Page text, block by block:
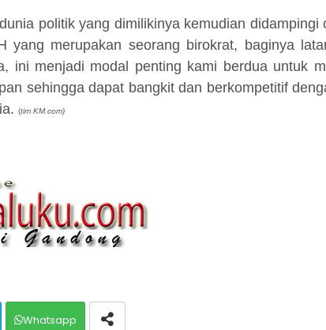
politik yang dimilikinya kemudian didampingi
yang merupakan seorang birokrat, baginya
ini menjadi modal penting kami berdua untuk
sehingga dapat bangkit dan berkompetitif
(tim KM.com)
Whatsapp